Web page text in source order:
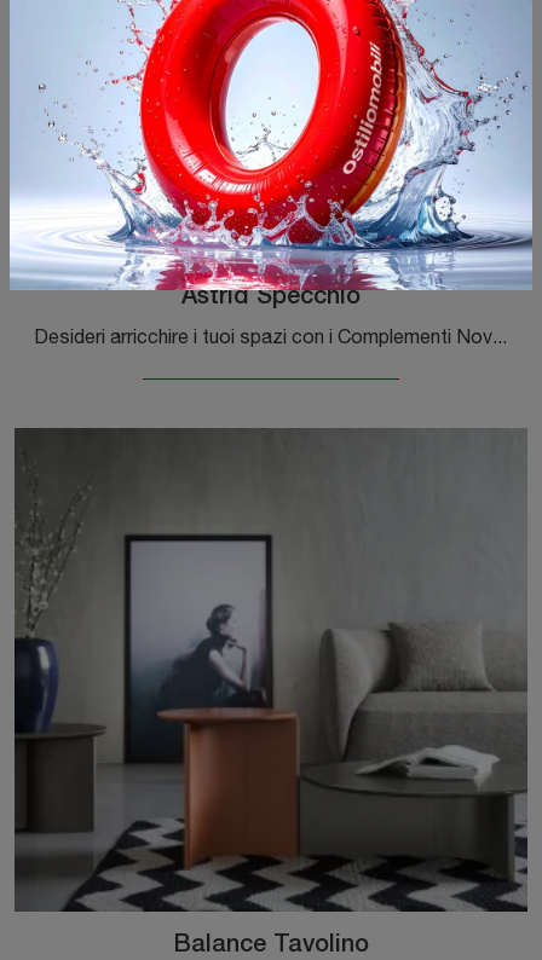
Astrid Specchio
Desideri arricchire i tuoi spazi con i Complementi Novamobili? Ecco qui diversi modelli di specchi in laccato come Astrid Specchio.
Balance Tavolino